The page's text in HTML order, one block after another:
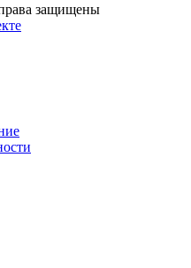
защищены